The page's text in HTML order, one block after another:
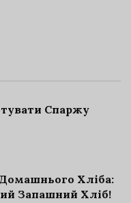
Спаржу
Хліба:
Запашний Хліб!